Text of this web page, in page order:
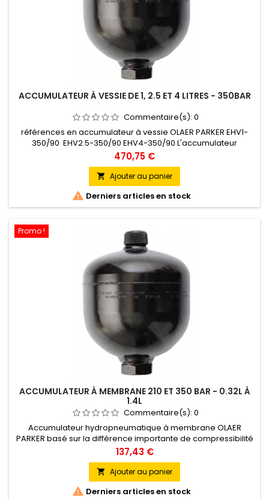
ACCUMULATEUR À VESSIE DE 1, 2.5 ET 4 LITRES - 350BAR
Commentaire(s): 0
références en accumulateur à vessie OLAER PARKER EHV1-
350/90 EHV2.5-350/90 EHV4-350/90 L'accumulateur
hydropneumatique à vessie OLAER PARKER est basé sur la
différence importante d’énergie, sous une forme
extrêmement compacte. Grâce à son profil, la vessie, se
déforme en 3 lobes permettant ainsi à l’accumulateur
d’emmagasiner, de resituer le liquide sous...
Prix
470,75 €
 Ajouter au panier
 Derniers articles en stock
Promo !
ACCUMULATEUR À MEMBRANE 210 ET 350 BAR - 0.32L À
1.4L
Commentaire(s): 0
Accumulateur hydropneumatique à membrane OLAER
PARKER basé sur la différence importante de compressibilité
entre un gaz et un liquide, sous une forme extrêmement
compacte. Ce liquide sous pression peut être accumulé,
stocké et récupéré à tout moment. Pression : 210 / 350 Bar
Accumulateurs à menbranes ELM0.32-210/85/AF ELM0.5-
210/85/AF ELM0.75-350-85/AF...
Prix
137,43 €
 Ajouter au panier
 Derniers articles en stock